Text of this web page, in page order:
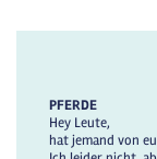
PFERDE
Hey Leute,
hat jemand von